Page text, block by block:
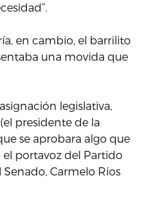
en cambio, el barrilito
una movida que
legislativa,
presidente de la
se aprobara algo que
el portavoz del Partido
Senado, Carmelo Ríos